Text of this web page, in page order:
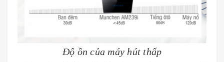
Độ ồn của máy hút thấp